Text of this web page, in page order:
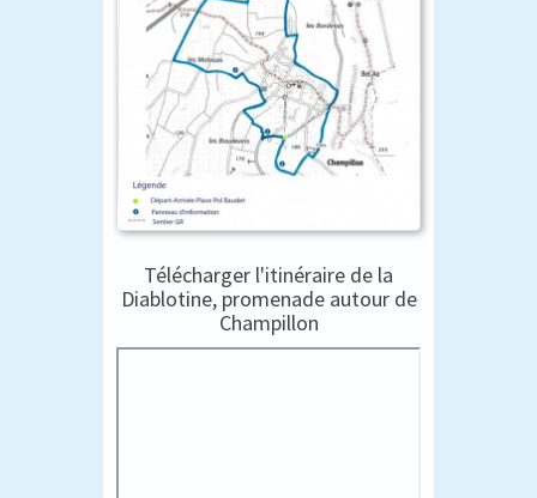
Télécharger l'itinéraire de la
Diablotine, promenade autour de
Champillon